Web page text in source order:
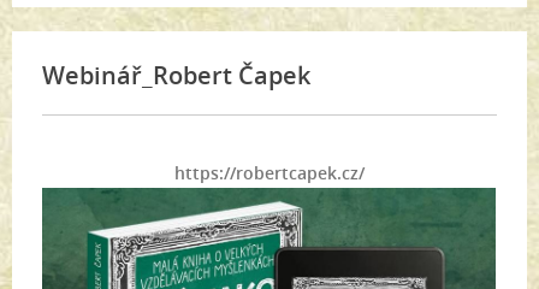
Webinář_Robert Čapek
https://robertcapek.cz/